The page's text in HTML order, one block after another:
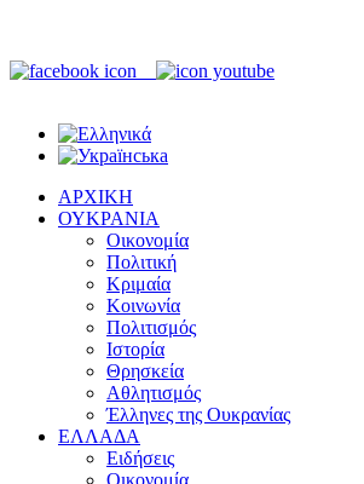
ΑΡΧΙΚΗ
ΟΥΚΡΑΝΙΑ
Οικονομία
Πολιτική
Κριμαία
Κοινωνία
Πολιτισμός
Ιστορία
Θρησκεία
Αθλητισμός
Έλληνες της Ουκρανίας
ΕΛΛΑΔΑ
Ειδήσεις
Οικονομία